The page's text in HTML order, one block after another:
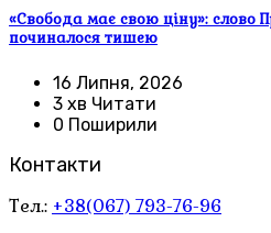
«Свобода має свою ціну»: слово
починалося тишею
16 Липня, 2026
3 хв Читати
0 Поширили
Контакти
Тел.: +38(067) 793-76-96